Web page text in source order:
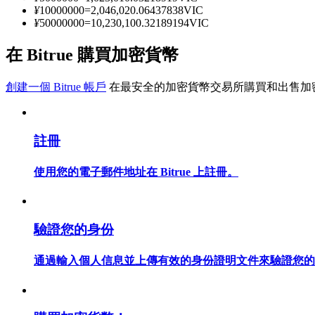
成為跟單交易員
¥10000000=2,046,020.06437838VIC
¥50000000=10,230,100.32189194VIC
在 Bitrue 購買加密貨幣
創建一個 Bitrue 帳戶 在最安全的加密貨幣交易所購買和出售加
註冊
使用您的電子郵件地址在 Bitrue 上註冊。
驗證您的身份
通過輸入個人信息並上傳有效的身份證明文件來驗證您的